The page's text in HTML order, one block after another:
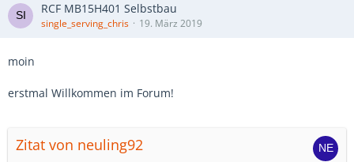
RCF MB15H401 Selbstbau
single_serving_chris 19. März 2019
moin
erstmal Willkommen im Forum!
Zitat von neuling92